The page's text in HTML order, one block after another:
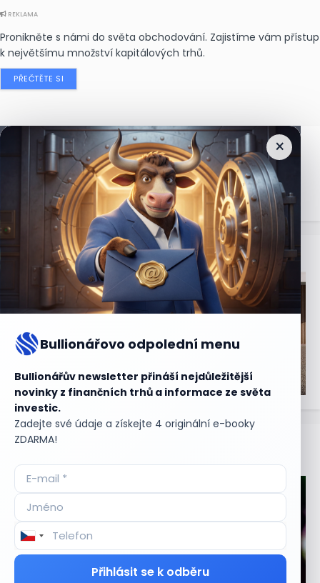
REKLAMA
Pronikněte s námi do světa obchodování. Zajistíme vám přístup
k největšímu množství kapitálových trhů.
PŘEČTĚTE SI
×
Bullionářovo odpolední menu
Bullionářův newsletter přináší nejdůležitější
novinky z finančních trhů a informace ze světa
investic.
Zadejte své údaje a získejte 4 originální e-booky
ZDARMA!
Přihlásit se k odběru
Nejčtenějšízprávy
Aktuální